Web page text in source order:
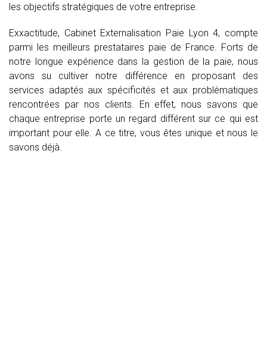
les objectifs stratégiques de votre entreprise.
Exxactitude, Cabinet Externalisation Paie Lyon 4, compte
parmi les meilleurs prestataires paie de France. Forts de
notre longue expérience dans la gestion de la paie, nous
avons su cultiver notre différence en proposant des
services adaptés aux spécificités et aux problématiques
rencontrées par nos clients. En effet, nous savons que
chaque entreprise porte un regard différent sur ce qui est
important pour elle. A ce titre, vous êtes unique et nous le
savons déjà.